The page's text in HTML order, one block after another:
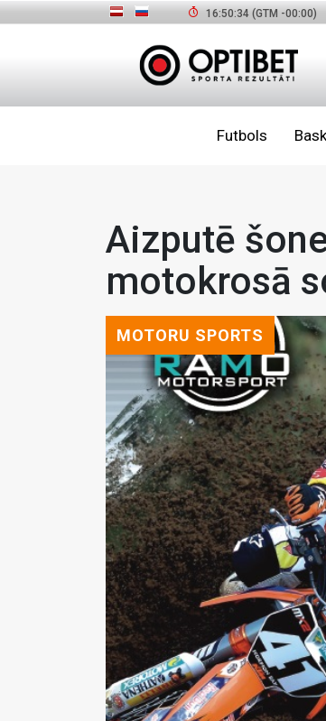
16:50:35 (GTM -00:00)
Futbols
Aizputē
motokrosā
MOTORU SPORTS